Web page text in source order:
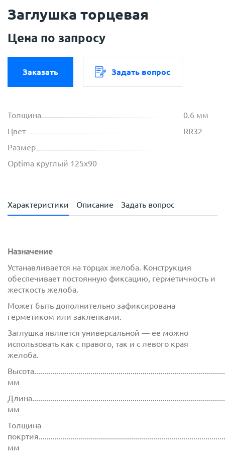
Заглушка торцевая
Цена по запросу
Заказать Задать вопрос
Толщина
0.6 мм
Цвет
RR32
Размер
Optima круглый 125х90
Характеристики Описание Задать вопрос
Назначение
Устанавливается на торцах желоба. Конструкция
обеспечивает постоянную фиксацию, герметичность и
жесткость желоба.
Может быть дополнительно зафиксирована
герметиком или заклепками.
Заглушка является универсальной — ее можно
использовать как с правого, так и с левого края
желоба.
мм
мм
Толщина
мм